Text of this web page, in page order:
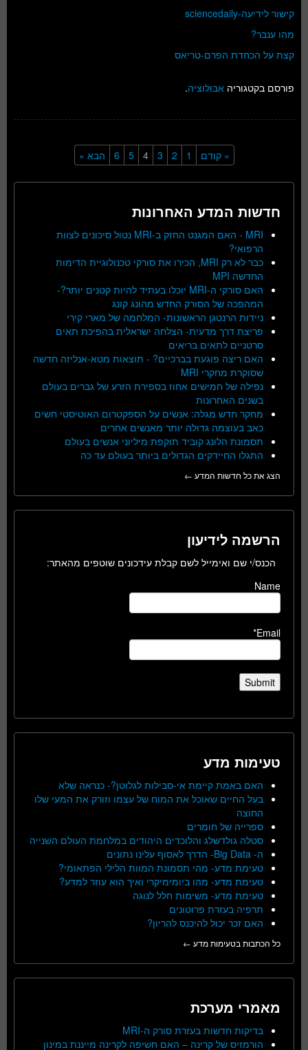
קישור לידיעה-sciencedaily
מהו ענבר?
קצת על הכחדת הפרם-טריאס
פורסם בקטגוריה אבולוציה.
» קודם 1
2
3
4
5
6 הבא »
חדשות המדע האחרונות
MRI - האם המגנט החזק ב-MRI נטול סיכונים לצוות
הרפואי?
כבר לא רק MRI, הכירו את סורקי טכנולוגיית הדימות
החדשה MPI
האם סורקי ה-MRI יוכלו בעתיד להיות קטנים יותר?-
המהפכה של הסורק החדש מהונג קונג
ניידות הרנטגן הראשונות- המלחמה של מארי קירי
פריצת דרך מדעית- הצלחה ישראלית בהפיכת תאים
סרטניים לתאים בריאים
האם ריצה פוגעת בברכיים? - תוצאות מטא-אנליזה חדשה
שסוקרת מחקרי MRI
נפילה של חמישים אחוז בספירת הזרע של גברים בעולם
בשנים האחרונות
מחקר חדש מגלה: אנשים על הספקטרום האוטיסטי חשים
כאב בעוצמה גדולה יותר מאנשים אחרים
תסמונת הלונג קוביד תוקפת מיליוני אנשים בעולם
התגלו החיידקים הגדולים ביותר בעולם עד כה
הצג את כל חדשות המדע ←
הרשמה לידיעון
הכנס/י שם ואימייל לשם קבלת עידכונים שוטפים מהאתר:
Name
Email*
טעימות מדע
האם באמת קיימת אי-סבילות לגלוטן?- כנראה שלא
בעל החיים שאוכל את המוח של עצמו וזורק את המעי שלו
החוצה
ספרייה של חומרים
סטלה גולדשלג והלוכדים היהודים במלחמת העולם השנייה
ה- Big Data- הדרך לאסוף עלינו נתונים
טעימת מדע- מהי תסמונת המוות הלילי הפתאומי?
טעימת מדע- מהו ביומימיקרי ואיך הוא עוזר למדע?
טעימת מדע- משימות חלל לנוגה
תרפיה בעזרת פרוטונים
האם זכר יכול להיכנס להריון?
כל הכתבות בטעימות מדע ←
מאמרי מערכת
בדיקות חדשות בעזרת סורק ה-MRI
הורמזיס של קרינה – האם חשיפה לקרינה מייננת במינון